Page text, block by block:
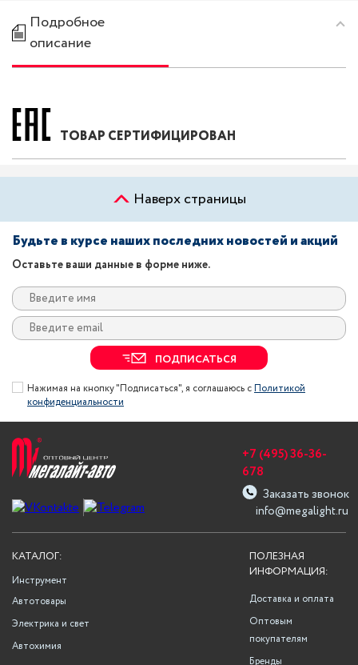
Подробное
описание
ТОВАР СЕРТИФИЦИРОВАН
Наверх страницы
Будьте в курсе наших последних новостей и акций
Оставьте ваши данные в форме ниже.
ПОДПИСАТЬСЯ
Нажимая на кнопку "Подписаться", я соглашаюсь сПолитикой
конфиденциальности
info@megalight.ru
+7 (495) 36-36-
678
Заказать звонок
ПОЛЕЗНАЯ
ИНФОРМАЦИЯ:
Доставка и оплата
Оптовым
покупателям
Бренды
КАТАЛОГ:
Инструмент
Автотовары
Электрика и свет
Автохимия